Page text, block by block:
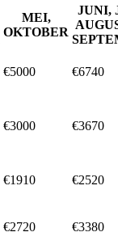
MEI,
OKTOBER
JUNI,
€5000 €6740
€3000 €3670
€1910 €2520
€2720 €3380